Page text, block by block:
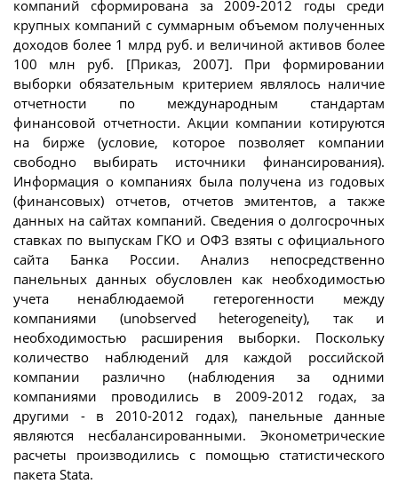
компаний сформирована за 2009-2012 годы среди
крупных компаний с суммарным объемом полученных
доходов более 1 млрд руб. и величиной активов более
100 млн руб. [Приказ, 2007]. При формировании
выборки обязательным критерием являлось наличие
отчетности по международным стандартам
финансовой отчетности. Акции компании котируются
на бирже (условие, которое позволяет компании
свободно выбирать источники финансирования).
Информация о компаниях была получена из годовых
(финансовых) отчетов, отчетов эмитентов, а также
данных на сайтах компаний. Сведения о долгосрочных
ставках по выпускам ГКО и ОФЗ взяты с официального
сайта Банка России. Анализ непосредственно
панельных данных обусловлен как необходимостью
учета ненаблюдаемой гетерогенности между
компаниями (unobserved heterogeneity), так и
необходимостью расширения выборки. Поскольку
количество наблюдений для каждой российской
компании различно (наблюдения за одними
компаниями проводились в 2009-2012 годах, за
другими - в 2010-2012 годах), панельные данные
являются несбалансированными. Эконометрические
расчеты производились с помощью статистического
пакета Stata.